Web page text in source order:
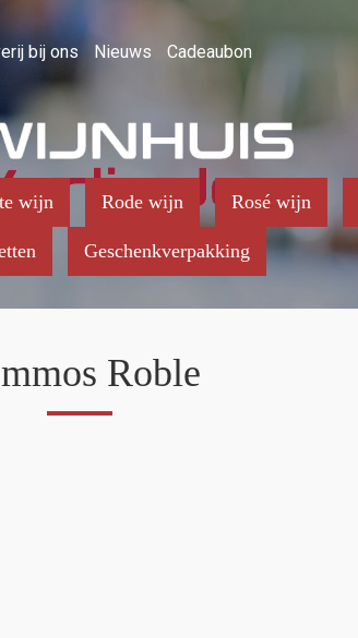
bij ons Nieuws Cadeaubon
wijn Rode wijn Rosé wijn
Geschenkverpakking
Roble